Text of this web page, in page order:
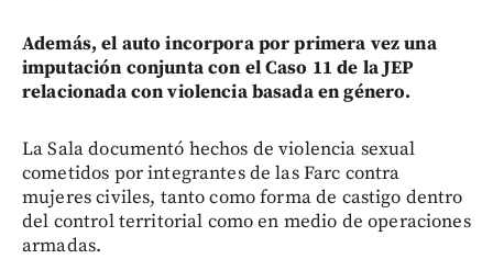
Además, el auto incorpora por primera vez una
imputación conjunta con el Caso 11 de la JEP
relacionada con violencia basada en género.
La Sala documentó hechos de violencia sexual
cometidos por integrantes de las Farc contra
mujeres civiles, tanto como forma de castigo dentro
del control territorial como en medio de operaciones
armadas.